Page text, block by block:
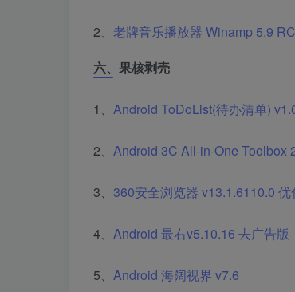
2、 老牌音乐播放器 Winamp 5.9
六、果核剥壳
1、 Android ToDoList(待办清单)
2、 Android 3C All-in-One Toolbox
3、 360安全浏览器 v13.1.6110.0 优
4、 Android 最右v5.10.16 去广告版
5、 Android 海阔视界 v7.6